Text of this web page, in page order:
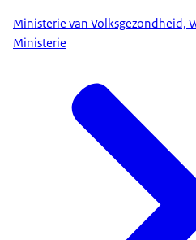
Ministerie van Volksgezondheid,
Ministerie